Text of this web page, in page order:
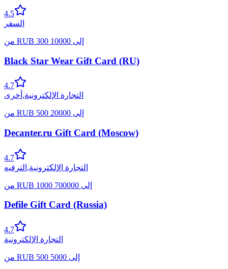
4.5
السفر
من RUB 300 إلى 10000
Black Star Wear Gift Card (RU)
4.7
التجارة الإلكترونية, أخرى
من RUB 500 إلى 20000
Decanter.ru Gift Card (Moscow)
4.7
التجارة الإلكترونية, الترفيه
من RUB 1000 إلى 700000
Defile Gift Card (Russia)
4.7
التجارة الإلكترونية
من RUB 500 إلى 5000